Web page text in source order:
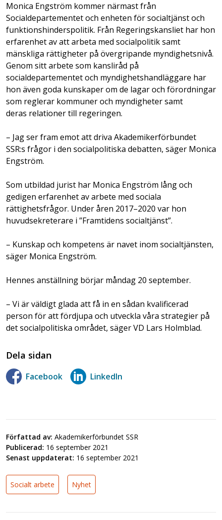
Monica Engström kommer närmast från
Socialdepartementet och enheten för socialtjänst och
funktionshinderspolitik. Från Regeringskansliet har hon
erfarenhet av att arbeta med socialpolitik samt
mänskliga rättigheter på övergripande myndighetsnivå.
Genom sitt arbete som kansliråd på
socialdepartementet och myndighetshandläggare har
hon även goda kunskaper om de lagar och förordningar
som reglerar kommuner och myndigheter samt
deras relationer till regeringen.
– Jag ser fram emot att driva Akademikerförbundet
SSR:s frågor i den socialpolitiska debatten, säger Monica
Engström.
Som utbildad jurist har Monica Engström lång och
gedigen erfarenhet av arbete med sociala
rättighetsfrågor. Under åren 2017–2020 var hon
huvudsekreterare i ”Framtidens socialtjänst”.
– Kunskap och kompetens är navet inom socialtjänsten,
säger Monica Engström.
Hennes anställning börjar måndag 20 september.
– Vi är väldigt glada att få in en sådan kvalificerad
person för att fördjupa och utveckla våra strategier på
det socialpolitiska området, säger VD Lars Holmblad.
Dela sidan
Facebook LinkedIn
Författad av: Akademikerförbundet SSR
Publicerad: 16 september 2021
Senast uppdaterat: 16 september 2021
Socialt arbete Nyhet